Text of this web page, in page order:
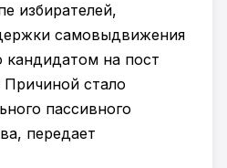
избирателей,
самовыдвижения
кандидатом на пост
Причиной стало
пассивного
передает